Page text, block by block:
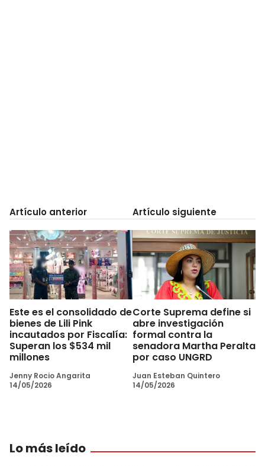
Artículo anterior
Este es el consolidado de
bienes de Lili Pink
incautados por Fiscalía:
Superan los $534 mil
millones
Jenny Rocio Angarita
14/05/2026
Artículo siguiente
Corte Suprema define si
abre investigación
formal contra la
senadora Martha Peralta
por caso UNGRD
Juan Esteban Quintero
14/05/2026
Lo más leído